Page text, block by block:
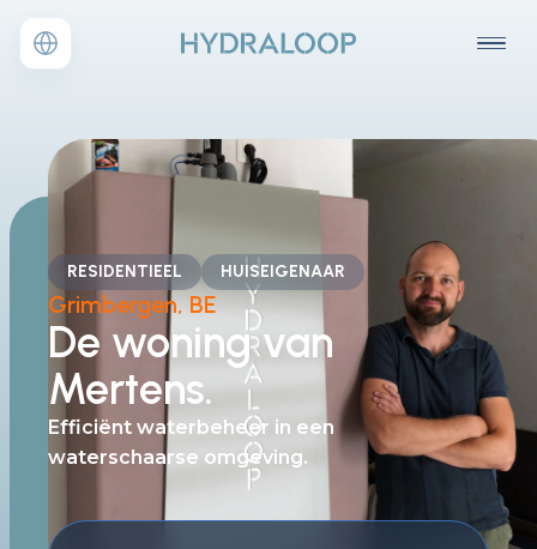
RESIDENTIEEL HUISEIGENAAR
Grimbergen, BE
De woning van
Mertens.
Efficiënt waterbeheer in een
waterschaarse omgeving.